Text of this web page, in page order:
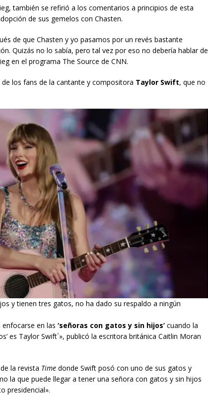
también se refirió a los comentarios a principios de esta
de sus gemelos con Chasten.
de que Chasten y yo pasamos por un revés bastante
Quizás no lo sabía, pero tal vez por eso no debería hablar de
en el programa The Source de CNN.
los fans de la cantante y compositora Taylor Swift, que no
y tienen tres gatos, no ha dado su respaldo a ningún
enfocarse en las ‘señoras con gatos y sin hijos’ cuando la
es Taylor Swift´», publicó la escritora británica Caitlin Moran
la revista Time donde Swift posó con uno de sus gatos y
la que puede llegar a tener una señora con gatos y sin hijos
presidencial».